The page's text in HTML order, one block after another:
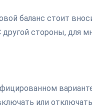
баланс стоит
стороны, для
или